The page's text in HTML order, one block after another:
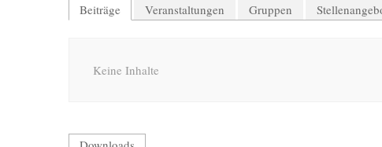
Beiträge Veranstaltungen Gruppen
Keine Inhalte